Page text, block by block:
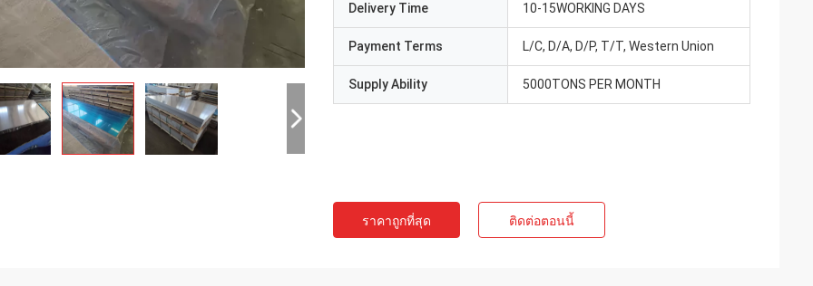
Delivery Time 10-15WORKING DAYS
Payment Terms L/C, D/A, D/P, T/T, Western Union
Supply Ability 5000TONS PER MONTH
ราคาถูกที่สุด ติดต่อตอนนี้